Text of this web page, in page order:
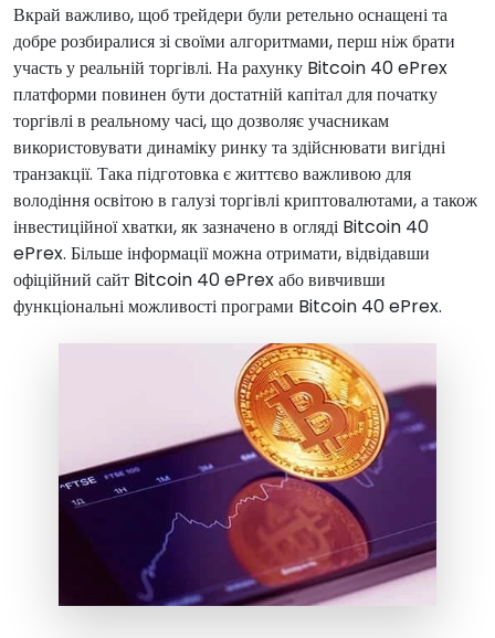
Вкрай важливо, щоб трейдери були ретельно оснащені та
добре розбиралися зі своїми алгоритмами, перш ніж брати
участь у реальній торгівлі. На рахунку Bitcoin 40 ePrex
платформи повинен бути достатній капітал для початку
торгівлі в реальному часі, що дозволяє учасникам
використовувати динаміку ринку та здійснювати вигідні
транзакції. Така підготовка є життєво важливою для
володіння освітою в галузі торгівлі криптовалютами, а також
інвестиційної хватки, як зазначено в огляді Bitcoin 40
ePrex. Більше інформації можна отримати, відвідавши
офіційний сайт Bitcoin 40 ePrex або вивчивши
функціональні можливості програми Bitcoin 40 ePrex.